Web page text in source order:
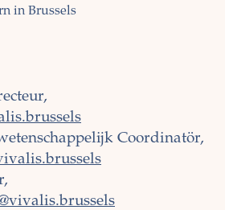
in Brussels
Coordinatör,